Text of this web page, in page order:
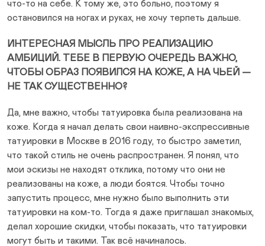
что-то на себе. К тому же, это больно, поэтому я
остановился на ногах и руках, не хочу терпеть дальше.
ИНТЕРЕСНАЯ МЫСЛЬ ПРО РЕАЛИЗАЦИЮ
АМБИЦИЙ. ТЕБЕ В ПЕРВУЮ ОЧЕРЕДЬ ВАЖНО,
ЧТОБЫ ОБРАЗ ПОЯВИЛСЯ НА КОЖЕ, А НА ЧЬЕЙ —
НЕ ТАК СУЩЕСТВЕННО?
Да, мне важно, чтобы татуировка была реализована на
коже. Когда я начал делать свои наивно-экспрессивные
татуировки в Москве в 2016 году, то быстро заметил,
что такой стиль не очень распространен. Я понял, что
мои эскизы не находят отклика, потому что они не
реализованы на коже, а люди боятся. Чтобы точно
запустить процесс, мне нужно было выполнить эти
татуировки на ком-то. Тогда я даже приглашал знакомых,
делал хорошие скидки, чтобы показать, что татуировки
могут быть и такими. Так всё начиналось.